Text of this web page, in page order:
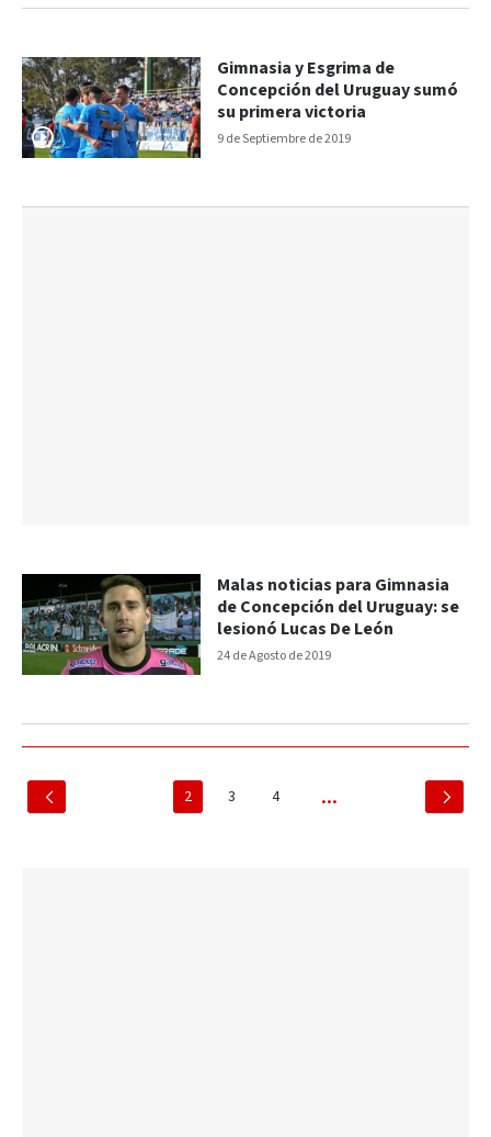
9 de Septiembre de 2019
Gimnasia y Esgrima de
Concepción del Uruguay sumó
su primera victoria
24 de Agosto de 2019
Malas noticias para Gimnasia
de Concepción del Uruguay: se
lesionó Lucas De León
2 3 4